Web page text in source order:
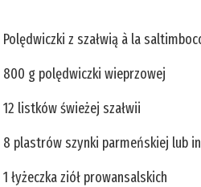
Polędwiczki z szałwią à la
800 g polędwiczki wieprzowej
12 listków świeżej szałwii
8 plastrów szynki parmeńskiej lub
1 łyżeczka ziół prowansalskich